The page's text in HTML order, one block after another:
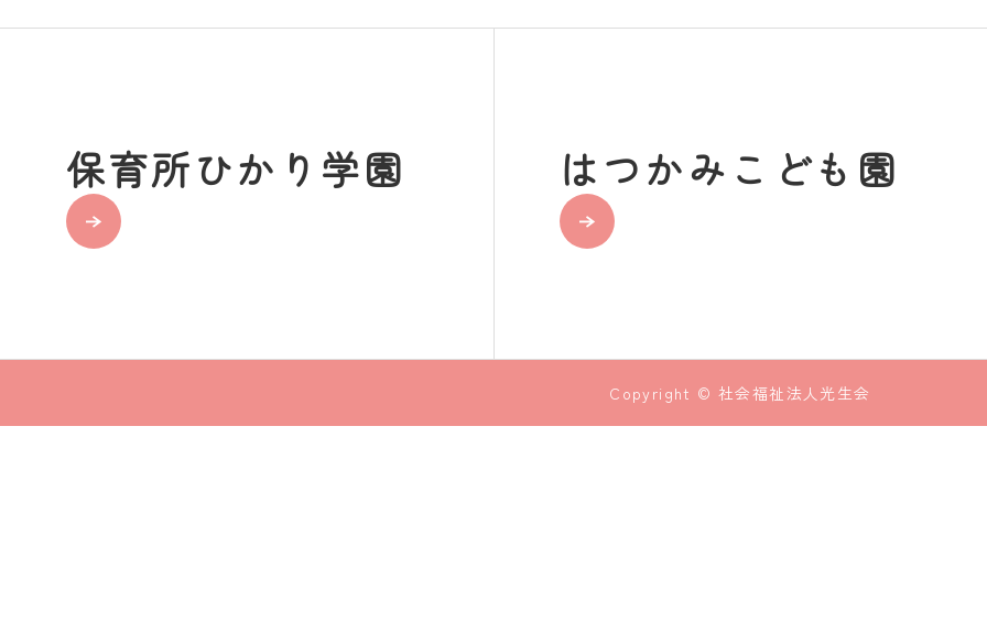
保育所ひかり学園 はつかみこども園
Copyright © 社会福祉法人光生会